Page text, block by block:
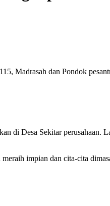
Madrasah dan Pondok
di Desa Sekitar perusahaan.
impian dan cita-cita